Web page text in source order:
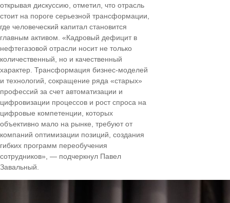
открывая дискуссию, отметил, что отрасль
стоит на пороге серьезной трансформации,
где человеческий капитал становится
главным активом. «Кадровый дефицит в
нефтегазовой отрасли носит не только
количественный, но и качественный
характер. Трансформация бизнес-моделей
и технологий, сокращение ряда «старых»
профессий за счет автоматизации и
цифровизации процессов и рост спроса на
цифровые компетенции, которых
объективно мало на рынке, требуют от
компаний оптимизации позиций, создания
гибких программ переобучения
сотрудников», — подчеркнул Павел
Завальный.